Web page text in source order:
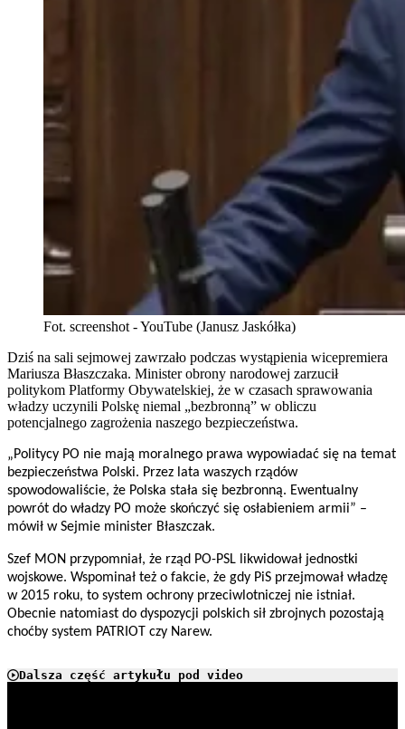
Fot. screenshot - YouTube (Janusz Jaskółka)
Dziś na sali sejmowej zawrzało podczas wystąpienia wicepremiera
Mariusza Błaszczaka. Minister obrony narodowej zarzucił
politykom Platformy Obywatelskiej, że w czasach sprawowania
władzy uczynili Polskę niemal „bezbronną” w obliczu
potencjalnego zagrożenia naszego bezpieczeństwa.
„Politycy PO nie mają moralnego prawa wypowiadać się na temat
bezpieczeństwa Polski. Przez lata waszych rządów
spowodowaliście, że Polska stała się bezbronną. Ewentualny
powrót do władzy PO może skończyć się osłabieniem armii” –
mówił w Sejmie minister Błaszczak.
Szef MON przypomniał, że rząd PO-PSL likwidował jednostki
wojskowe. Wspominał też o fakcie, że gdy PiS przejmował władzę
w 2015 roku, to system ochrony przeciwlotniczej nie istniał.
Obecnie natomiast do dyspozycji polskich sił zbrojnych pozostają
choćby system PATRIOT czy Narew.
Dalsza część artykułu pod video